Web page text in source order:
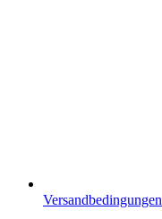
Versandbedingungen